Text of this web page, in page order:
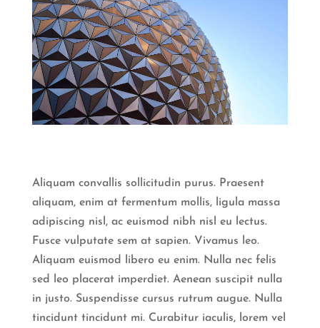
Aliquam convallis sollicitudin purus. Praesent
aliquam, enim at fermentum mollis, ligula massa
adipiscing nisl, ac euismod nibh nisl eu lectus.
Fusce vulputate sem at sapien. Vivamus leo.
Aliquam euismod libero eu enim. Nulla nec felis
sed leo placerat imperdiet. Aenean suscipit nulla
in justo. Suspendisse cursus rutrum augue. Nulla
tincidunt tincidunt mi. Curabitur iaculis, lorem vel